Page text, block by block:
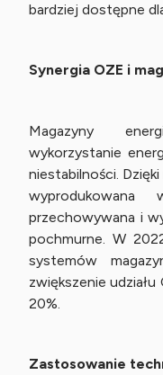
bardziej dostępne
Synergia OZE i
Magazyny
wykorzystanie
niestabilności.
przechowywana i
pochmurne. W
systemów
zwiększenie
20%.
Zastosowanie